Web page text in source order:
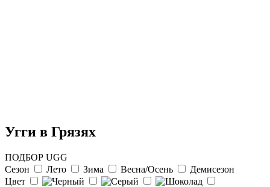
Угги в Грязях
ПОДБОР UGG
Сезон
Лето Зима Весна/Осень
Демисезон
Цвет